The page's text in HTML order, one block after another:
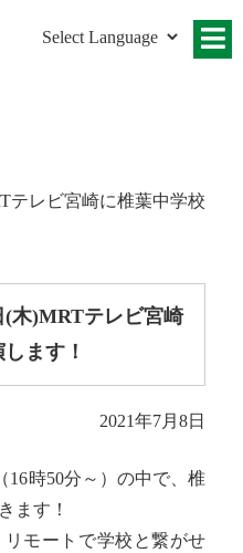
テレビ宮崎に椎葉中学校
(木)MRTテレビ宮崎
ます！
2021年7月8日
16時50分～）の中で、椎
ます！
モートで学校と繋がせ